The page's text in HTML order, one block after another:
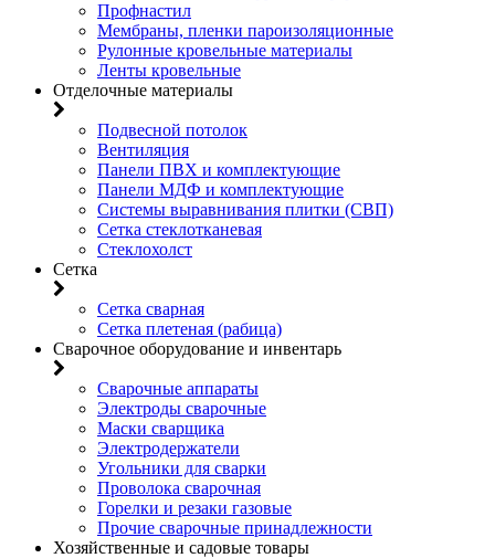
Профнастил
Мембраны, пленки пароизоляционные
Рулонные кровельные материалы
Ленты кровельные
Отделочные материалы
Подвесной потолок
Вентиляция
Панели ПВХ и комплектующие
Панели МДФ и комплектующие
Системы выравнивания плитки (СВП)
Сетка стеклотканевая
Стеклохолст
Сетка
Сетка сварная
Сетка плетеная (рабица)
Сварочное оборудование и инвентарь
Сварочные аппараты
Электроды сварочные
Маски сварщика
Электродержатели
Угольники для сварки
Проволока сварочная
Горелки и резаки газовые
Прочие сварочные принадлежности
Хозяйственные и садовые товары